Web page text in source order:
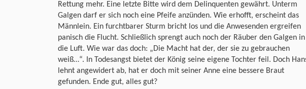
Rettung mehr. Eine letzte Bitte wird dem Delinquenten gewährt. Unterm
Galgen darf er sich noch eine Pfeife anzünden. Wie erhofft, erscheint das
Männlein. Ein furchtbarer Sturm bricht los und die Anwesenden ergreifen
panisch die Flucht. Schließlich sprengt auch noch der Räuber den Galgen in
die Luft. Wie war das doch: „Die Macht hat der, der sie zu gebrauchen
weiß…“. In Todesangst bietet der König seine eigene Tochter feil. Doch
lehnt angewidert ab, hat er doch mit seiner Anne eine bessere Braut
gefunden. Ende gut, alles gut?